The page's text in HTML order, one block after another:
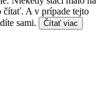
čítať. A v prípade tejto
sami.
Čítať viac